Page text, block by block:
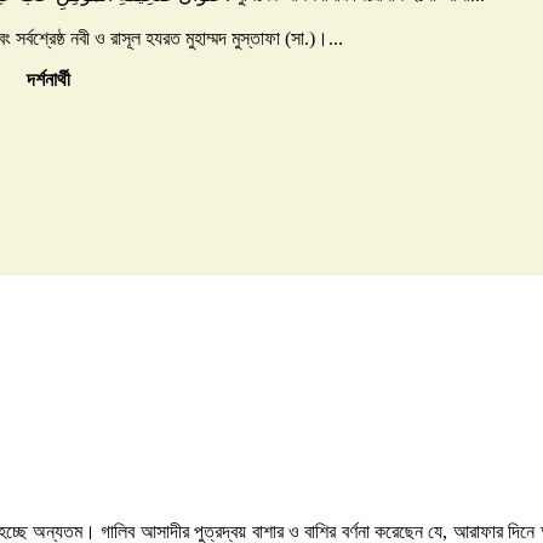
সর্বশ্রেষ্ঠ নবী ও রাসূল হযরত মুহাম্মদ মুস্তাফা (সা.)।...
দর্শনার্থী
অন্যতম। গালিব আসাদীর পুত্রদ্বয় বাশার ও বাশির বর্ণনা করেছেন যে, আরাফার